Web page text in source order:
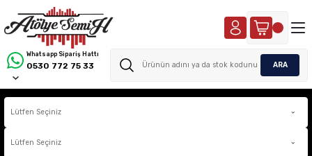
Whatsapp Sipariş Hattı
0530 772 75 33 ARA